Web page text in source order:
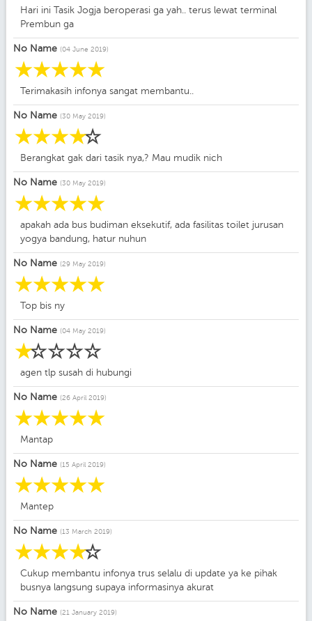
Hari ini Tasik Jogja beroperasi ga yah.. terus lewat terminal
Prembun ga
No Name (04 June 2019)
☆
☆
☆
☆
☆
Terimakasih infonya sangat membantu..
No Name (30 May 2019)
☆
☆
☆
☆
☆
Berangkat gak dari tasik nya,? Mau mudik nich
No Name (30 May 2019)
☆
☆
☆
☆
☆
apakah ada bus budiman eksekutif, ada fasilitas toilet jurusan
yogya bandung, hatur nuhun
No Name (29 May 2019)
☆
☆
☆
☆
☆
Top bis ny
No Name (04 May 2019)
☆
☆
☆
☆
☆
agen tlp susah di hubungi
No Name (26 April 2019)
☆
☆
☆
☆
☆
Mantap
No Name (15 April 2019)
☆
☆
☆
☆
☆
Mantep
No Name (13 March 2019)
☆
☆
☆
☆
☆
Cukup membantu infonya trus selalu di update ya ke pihak
busnya langsung supaya informasinya akurat
No Name (21 January 2019)